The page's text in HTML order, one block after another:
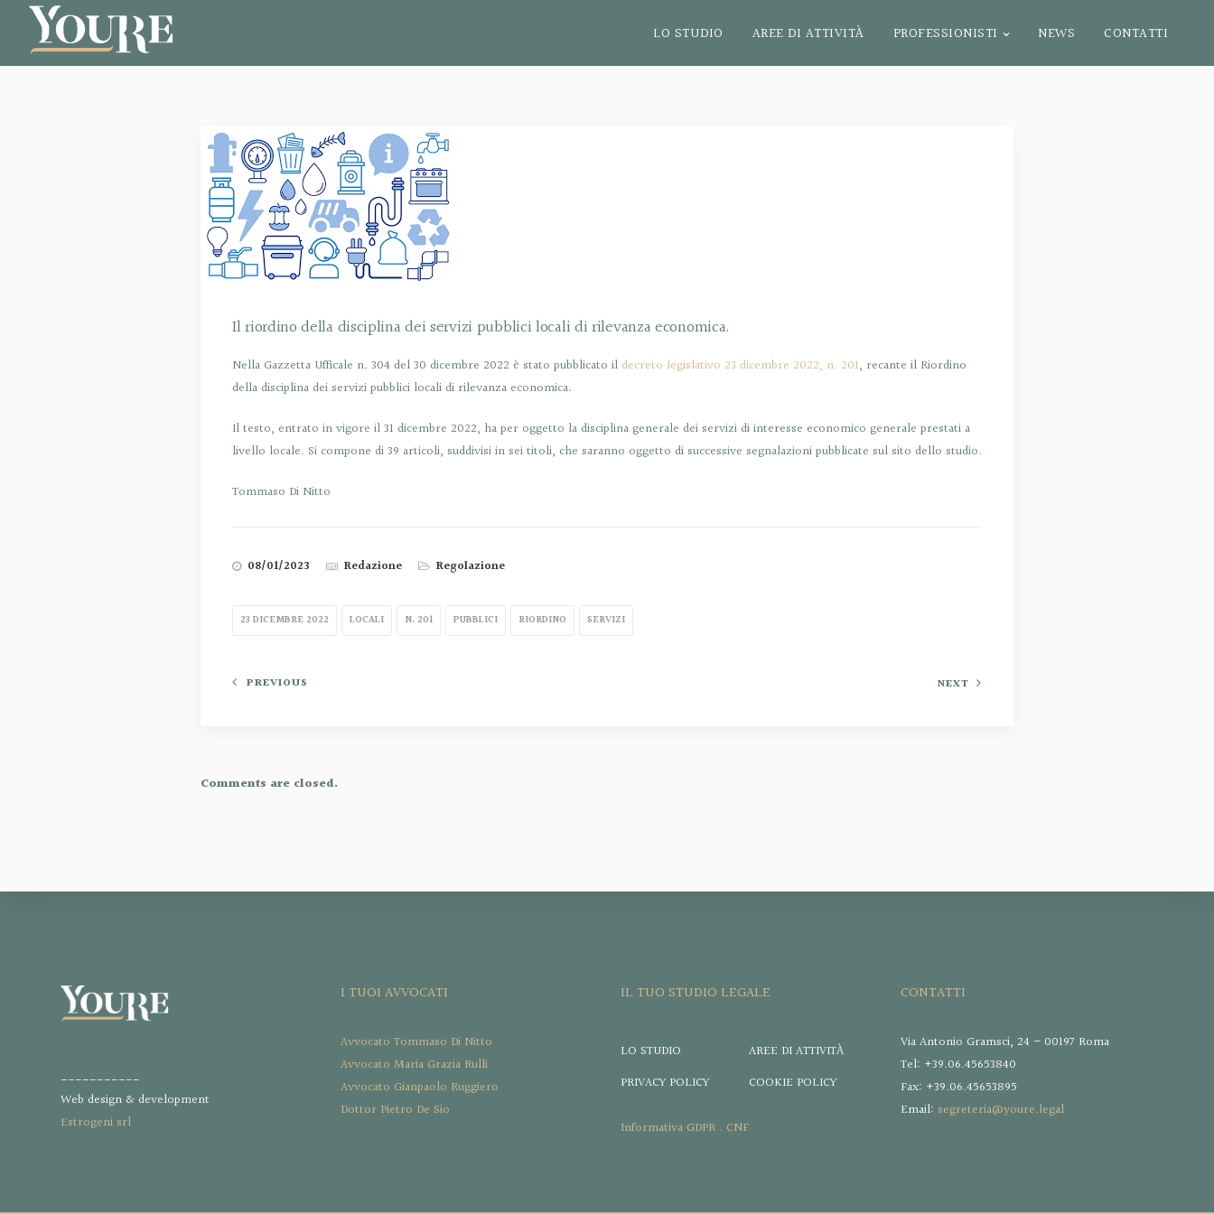
LO STUDIO AREE DI ATTIVITÀ PROFESSIONISTI NEWS CONTATTI
Il riordino della disciplina dei servizi pubblici locali di rilevanza economica.
Nella Gazzetta Ufficale n. 304 del 30 dicembre 2022 è stato pubblicato il decreto legislativo 23 dicembre 2022, n. 201, recante il Riordino
della disciplina dei servizi pubblici locali di rilevanza economica.
Il testo, entrato in vigore il 31 dicembre 2022, ha per oggetto la disciplina generale dei servizi di interesse economico generale prestati a
livello locale. Si compone di 39 articoli, suddivisi in sei titoli, che saranno oggetto di successive segnalazioni pubblicate sul sito dello studio.
Tommaso Di Nitto
08/01/2023 Redazione Regolazione
23 DICEMBRE 2022 LOCALI N. 201 PUBBLICI RIORDINO SERVIZI
PREVIOUS NEXT
Comments are closed.
___________
Web design & development
Estrogeni srl
I TUOI AVVOCATI
Avvocato Tommaso Di Nitto
Avvocato Maria Grazia Rulli
Avvocato Gianpaolo Ruggiero
Dottor Pietro De Sio
IL TUO STUDIO LEGALE
LO STUDIO
AREE DI ATTIVITÀ
PRIVACY POLICY
COOKIE POLICY
Informativa GDPR . CNF
CONTATTI
Via Antonio Gramsci, 24 – 00197 Roma
Tel: +39.06.45653840
Fax: +39.06.45653895
Email: segreteria@youre.legal